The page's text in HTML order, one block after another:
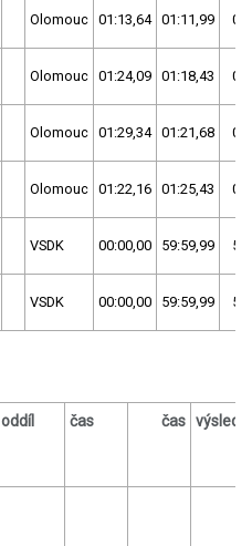
Olomouc 01:13,64 01:11,99
Olomouc 01:24,09 01:18,43
Olomouc 01:29,34 01:21,68
Olomouc 01:22,16 01:25,43
VSDK 00:00,00 59:59,99
VSDK 00:00,00 59:59,99
oddíl čas čas